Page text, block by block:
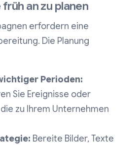
früh an zu planen
erfordern eine
Die Planung
Perioden:
Sie Ereignisse oder
zu Ihrem Unternehmen
Bereite Bilder, Texte